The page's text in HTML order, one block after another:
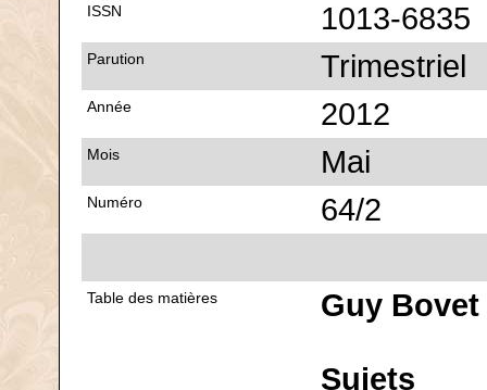
ISSN 1013-6835
Parution Trimestriel
Année 2012
Mois Mai
Numéro 64/2
Table des matières Guy Bovet
Sujets